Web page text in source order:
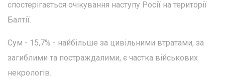
спостерігається очікування наступу Росії на території
Балтії.
Сум - 15,7% - найбільше за цивільними втратами, за
загиблими та постраждалими, є частка військових
некрологів.